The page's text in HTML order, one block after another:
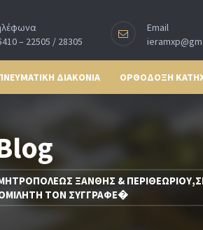
– 22505 / 28305
Email
ΔΙΑΚΟΝΙΑ ΟΡΘΟΔΟΞΗ
ΞΑΝΘΗΣ &
ΤΟΝ ΣΥΓΓΡΑΦΕ�